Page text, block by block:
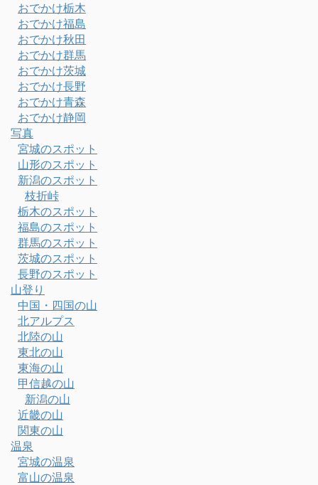
おでかけ栃木
おでかけ福島
おでかけ秋田
おでかけ群馬
おでかけ茨城
おでかけ長野
おでかけ青森
おでかけ静岡
写真
宮城のスポット
山形のスポット
新潟のスポット
枝折峠
栃木のスポット
福島のスポット
群馬のスポット
茨城のスポット
長野のスポット
山登り
中国・四国の山
北アルプス
北陸の山
東北の山
東海の山
甲信越の山
新潟の山
近畿の山
関東の山
温泉
宮城の温泉
富山の温泉